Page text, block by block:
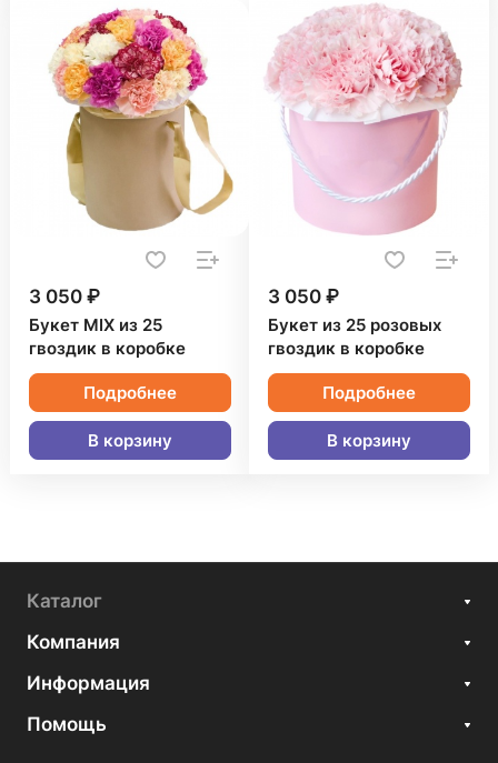
3 050 ₽
Букет MIX из 25
гвоздик в коробке
Подробнее
В корзину
3 050 ₽
Букет из 25 розовых
гвоздик в коробке
Подробнее
В корзину
Каталог
Компания
Информация
Помощь